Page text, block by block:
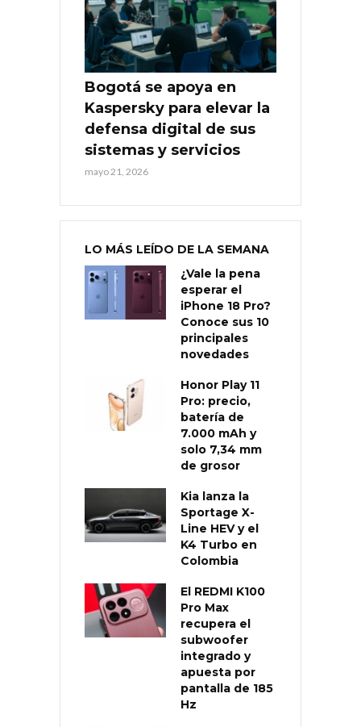
Bogotá se apoya en
Kaspersky para elevar la
defensa digital de sus
sistemas y servicios
mayo 21, 2026
LO MÁS LEÍDO DE LA SEMANA
¿Vale la pena
esperar el
iPhone 18 Pro?
Conoce sus 10
principales
novedades
Honor Play 11
Pro: precio,
batería de
7.000 mAh y
solo 7,34 mm
de grosor
Kia lanza la
Sportage X-
Line HEV y el
K4 Turbo en
Colombia
El REDMI K100
Pro Max
recupera el
subwoofer
integrado y
apuesta por
pantalla de 185
Hz